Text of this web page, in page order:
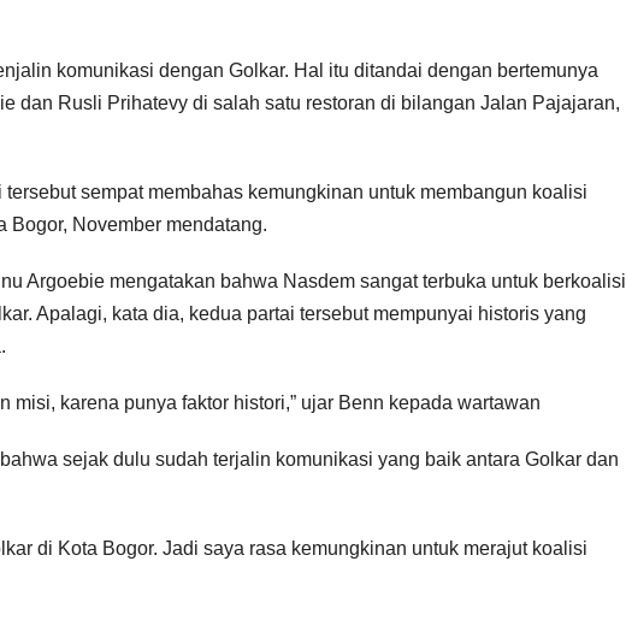
komunikasi dengan Golkar. Hal itu ditandai dengan bertemunya
dan Rusli Prihatevy di salah satu restoran di bilangan Jalan Pajajaran,
sempat membahas kemungkinan untuk membangun koalisi
November mendatang.
Argoebie mengatakan bahwa Nasdem sangat terbuka untuk berkoalisi
Apalagi, kata dia, kedua partai tersebut mempunyai historis yang
misi, karena punya faktor histori,” ujar Benn kepada wartawan
sejak dulu sudah terjalin komunikasi yang baik antara Golkar dan
di Kota Bogor. Jadi saya rasa kemungkinan untuk merajut koalisi